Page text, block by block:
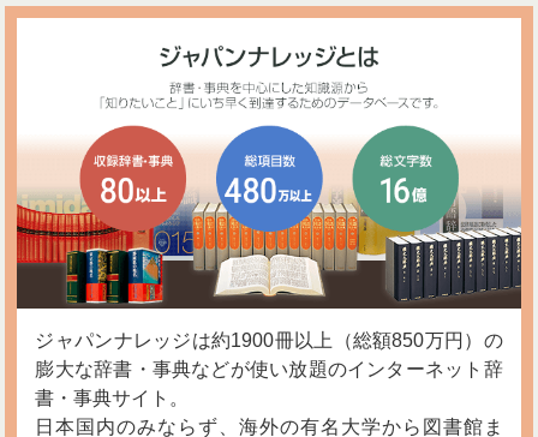
ジャパンナレッジは約1900冊以上（総額850万円）の
膨大な辞書・事典などが使い放題のインターネット辞
書・事典サイト。
日本国内のみならず、海外の有名大学から図書館ま